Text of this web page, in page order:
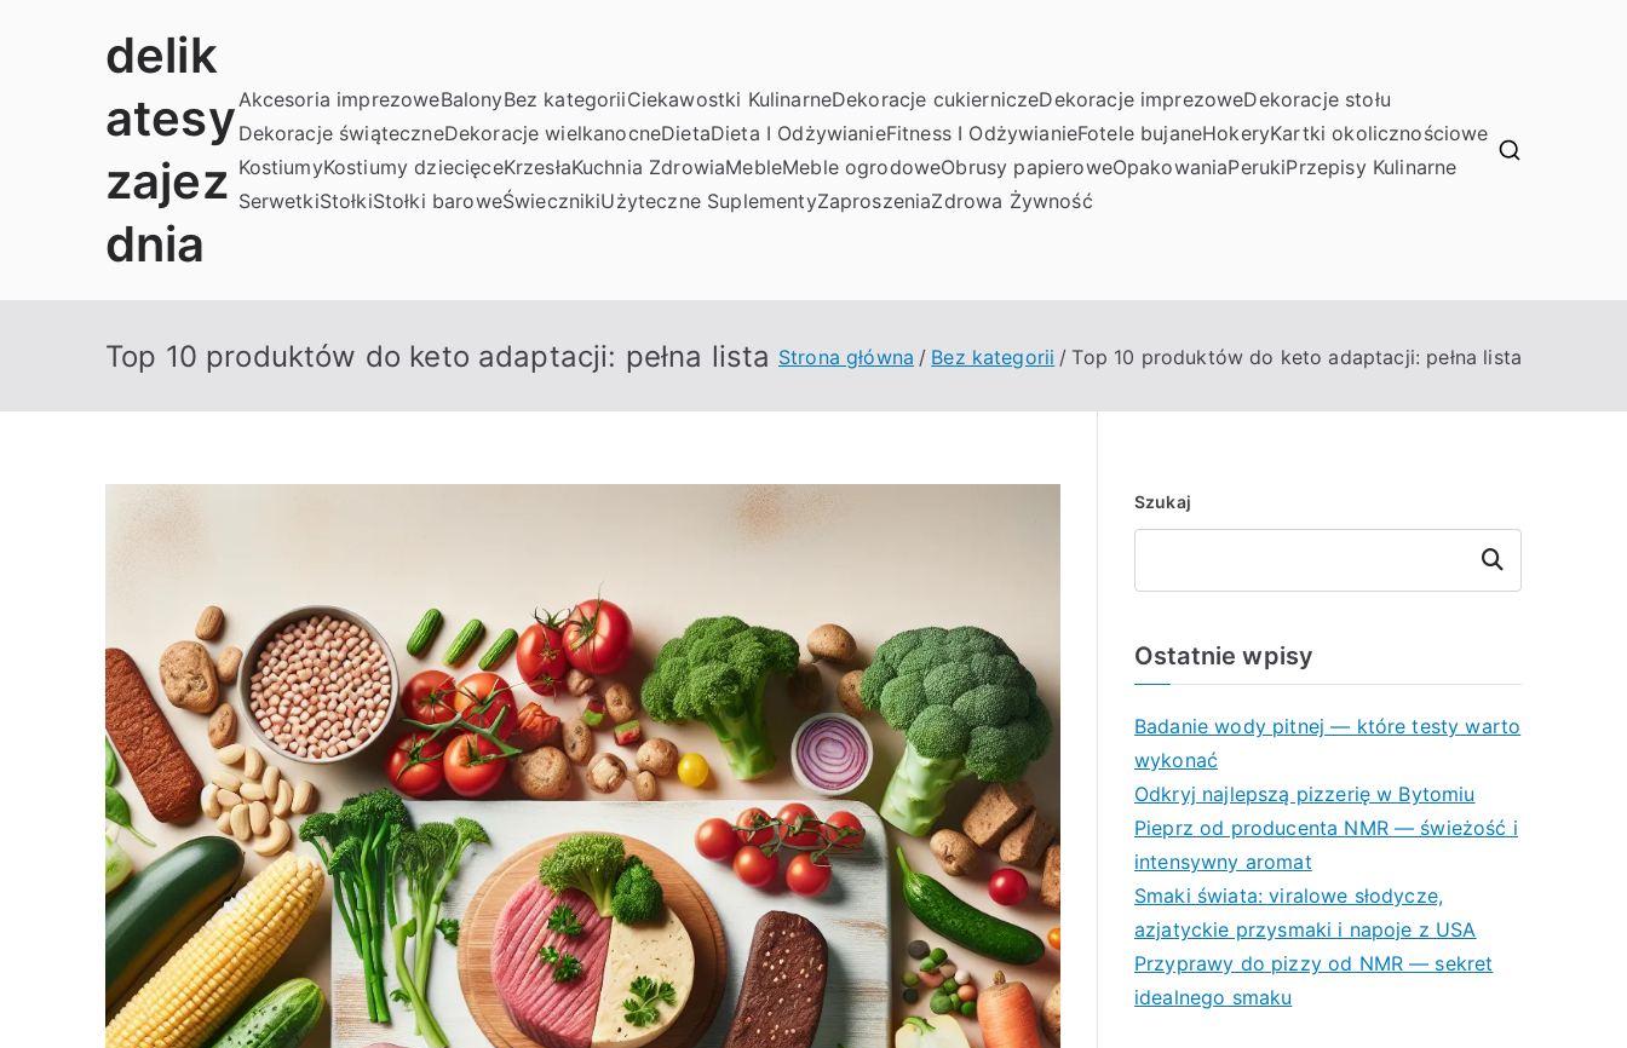
delik
atesy
zajez
dnia
Akcesoria imprezoweBalonyBez kategoriiCiekawostki KulinarneDekoracje cukierniczeDekoracje imprezoweDekoracje stołu
Dekoracje świąteczneDekoracje wielkanocneDietaDieta I OdżywianieFitness I OdżywianieFotele bujaneHokeryKartki okolicznościowe
KostiumyKostiumy dziecięceKrzesłaKuchnia ZdrowiaMebleMeble ogrodoweObrusy papieroweOpakowaniaPerukiPrzepisy Kulinarne
SerwetkiStołkiStołki baroweŚwiecznikiUżyteczne SuplementyZaproszeniaZdrowa Żywność
Top 10 produktów do keto adaptacji: pełna lista Strona główna Bez kategorii Top 10 produktów do keto adaptacji: pełna lista
Szukaj
Szukaj
Ostatnie wpisy
Badanie wody pitnej — które testy warto
wykonać
Odkryj najlepszą pizzerię w Bytomiu
Pieprz od producenta NMR — świeżość i
intensywny aromat
Smaki świata: viralowe słodycze,
azjatyckie przysmaki i napoje z USA
Przyprawy do pizzy od NMR — sekret
idealnego smaku